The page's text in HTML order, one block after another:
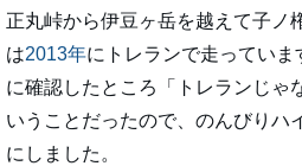
正丸峠から伊豆ヶ岳を越えて子ノ
は2013年にトレランで走ってい
に確認したところ「トレランじゃ
いうことだったので、のんびりハ
にしました。